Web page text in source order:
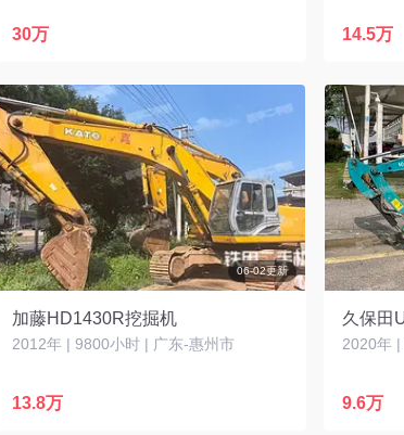
30万 14.5万
06-02更新
加藤HD1430R挖掘机
2012年 | 9800小时 | 广东-惠州市
13.8万
久保田
2020年
9.6万